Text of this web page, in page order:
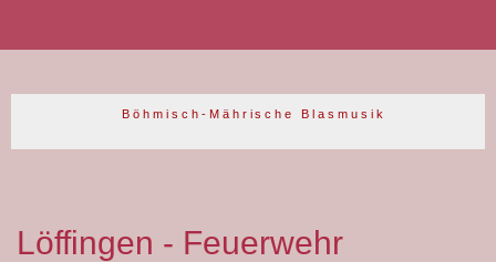
B ö h m i s c h - M ä h r i s c h e B l a s m u s i k
Löffingen - Feuerwehr